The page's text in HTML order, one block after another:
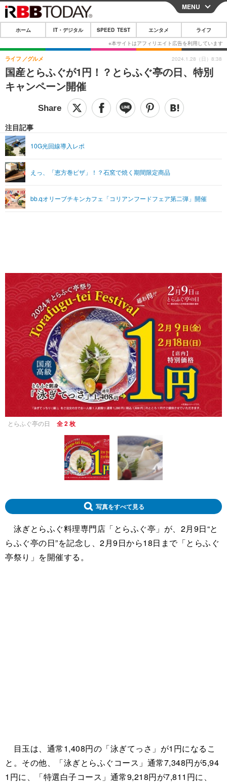
CLOSE
ホーム
IT・デジタル
IT・デジタルTOP スマートフォン
ショッピング その他
SPEED TEST
エンタメTOP 映画・ドラマ
グラビア ブログ
ショッピング その他
ライフTOP
リリース一覧
プッシュ通知の停止方法
MENU
ホーム IT・デジタル SPEED TEST エンタメ ライフ
国産とらふぐが1円！？とらふぐ亭の日、特別
キャンペーン開催
ライフ グルメ
注目記事
10G光回線導入レポ
えっ、「恵方巻ピザ」！？石窯で焼く期間限定商品
bb.qオリーブチキンカフェ「コリアンフードフェア第二弾」開催
2024.1.28（日）8:38
とらふぐ亭の日 全 2 枚
写真をすべて見る
泳ぎとらふぐ料理専門店「とらふぐ亭」が、2月9日“と
らふぐ亭の日”を記念し、2月9日から18日まで「とらふぐ
亭祭り」を開催する。
目玉は、通常1,408円の「泳ぎてっさ」が1円になるこ
と。その他、「泳ぎとらふぐコース」通常7,348円が5,94
1円に、「特選白子コース」通常9,218円が7,811円に、